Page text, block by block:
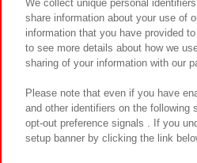
We collect unique personal
share information about your use of
information that you have provided
to see more details about how we
sharing of your information with our
Please note that even if you have
and other identifiers on the following
opt-out preference signals . If you
setup banner by clicking the link